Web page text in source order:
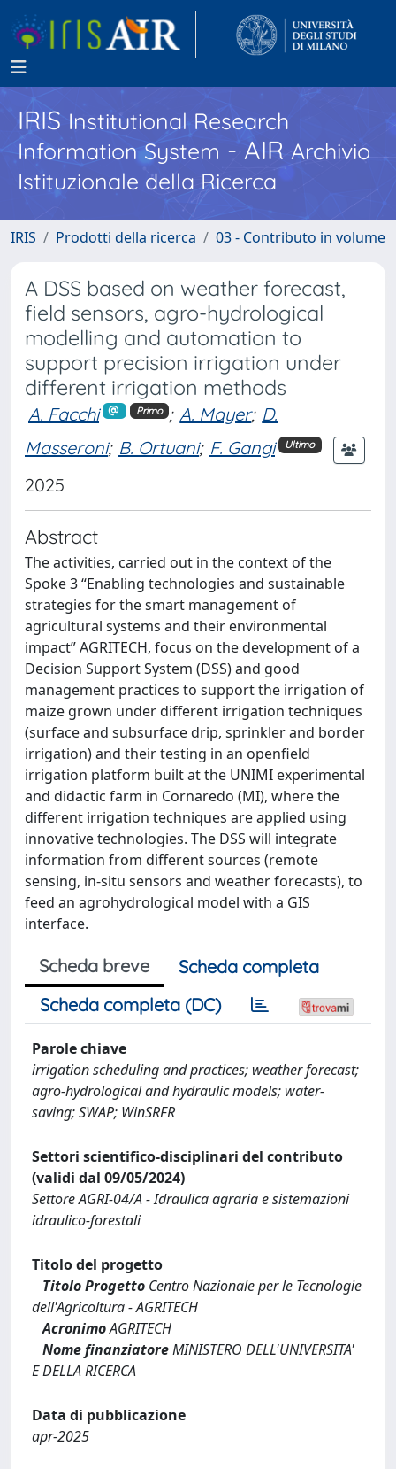
IRISInstitutional Research
Information System - AIR Archivio
Istituzionale della Ricerca
IRIS Prodotti della ricerca 03 - Contributo in volume
A DSS based on weather forecast,
field sensors, agro-hydrological
modelling and automation to
support precision irrigation under
different irrigation methods
A. Facchi Primo ; A. Mayer; D.
Masseroni; B. Ortuani; F. Gangi Ultimo
2025
Abstract
The activities, carried out in the context of the
Spoke 3 “Enabling technologies and sustainable
strategies for the smart management of
agricultural systems and their environmental
impact” AGRITECH, focus on the development of a
Decision Support System (DSS) and good
management practices to support the irrigation of
maize grown under different irrigation techniques
(surface and subsurface drip, sprinkler and border
irrigation) and their testing in an openfield
irrigation platform built at the UNIMI experimental
and didactic farm in Cornaredo (MI), where the
different irrigation techniques are applied using
innovative technologies. The DSS will integrate
information from different sources (remote
sensing, in-situ sensors and weather forecasts), to
feed an agrohydrological model with a GIS
interface.
Scheda breve
Scheda completa
Scheda completa (DC)
Parole chiave
irrigation scheduling and practices; weather forecast;
agro-hydrological and hydraulic models; water-
saving; SWAP; WinSRFR
Settori scientifico-disciplinari del contributo
(validi dal 09/05/2024)
Settore AGRI-04/A - Idraulica agraria e sistemazioni
idraulico-forestali
Titolo del progetto
Titolo Progetto Centro Nazionale per le Tecnologie
dell'Agricoltura - AGRITECH
AcronimoAGRITECH
Nome finanziatoreMINISTERO DELL'UNIVERSITA'
E DELLA RICERCA
Data di pubblicazione
apr-2025